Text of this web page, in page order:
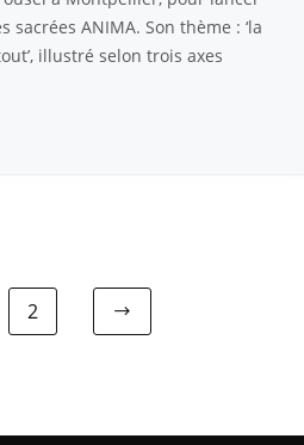
ANIMA. Son thème : ‘la
illustré selon trois axes
2